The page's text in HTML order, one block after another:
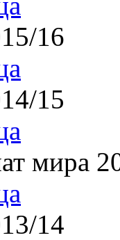
16
15
мира
14